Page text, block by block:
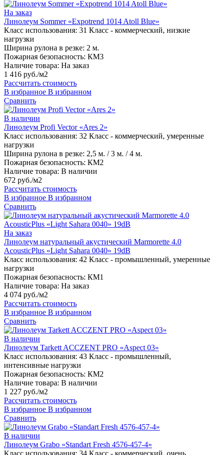
На заказ
Линолеум Sommer «Expotrend 1014 Atoll Blue»
Класс использования: 31 Класс - коммерческий, низкие
нагрузки
Ширина рулона в резке: 2 м.
Пожарная безопасность: КМ3
Наличие товара: На заказ
1 416 руб./м2
Рассчитать стоимость
В избранное В избранном
Сравнить
В наличии
Линолеум Profi Vector «Ares 2»
Класс использования: 32 Класс - коммерческий, умеренные
нагрузки
Ширина рулона в резке: 2,5 м. / 3 м. / 4 м.
Пожарная безопасность: КМ2
Наличие товара: В наличии
672 руб./м2
Рассчитать стоимость
В избранное В избранном
Сравнить
На заказ
Линолеум натуральный акустический Marmorette 4.0
AcousticPlus «Light Sahara 0040» 19dB
Класс использования: 42 Класс - промышленный, умеренные
нагрузки
Пожарная безопасность: КМ1
Наличие товара: На заказ
4 074 руб./м2
Рассчитать стоимость
В избранное В избранном
Сравнить
В наличии
Линолеум Tarkett ACCZENT PRO «Aspect 03»
Класс использования: 43 Класс - промышленный,
интенсивные нагрузки
Пожарная безопасность: КМ2
Наличие товара: В наличии
1 227 руб./м2
Рассчитать стоимость
В избранное В избранном
Сравнить
В наличии
Линолеум Grabo «Standart Fresh 4576-457-4»
Класс использования: 34 Класс - коммерческий, очень